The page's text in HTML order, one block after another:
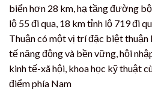
biển hơn 28 km, hạ tầng đường
lộ 55 đi qua, 18 km tỉnh lộ 719 đi
Thuận có một vị trí đặc biệt
tế năng động và bền vững, hội
kinh tế-xã hội, khoa học kỹ thuật
điểm phía Nam